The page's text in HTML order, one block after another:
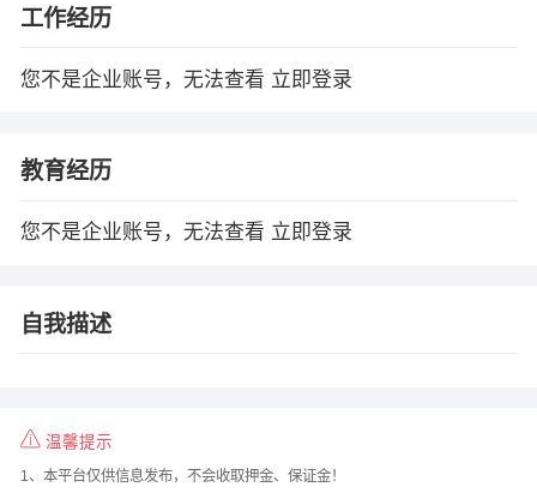
工作经历
您不是企业账号，无法查看 立即登录
教育经历
您不是企业账号，无法查看 立即登录
自我描述
温馨提示
1、本平台仅供信息发布，不会收取押金、保证金！